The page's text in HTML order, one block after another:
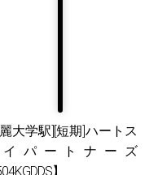
大学駅][短期]ハートス
イパートナーズ
】